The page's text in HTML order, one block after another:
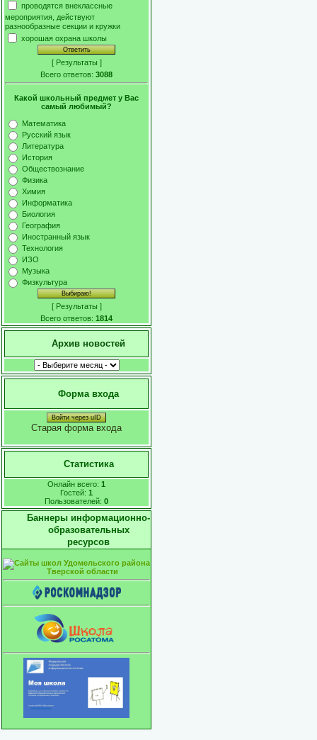
проводятся внеклассные
мероприятия, действуют
разнообразные секции и кружки
хорошая охрана школы
[ Результаты ]
Всего ответов: 3088
Какой школьный предмет у Вас
самый любимый?
Математика
Русский язык
Литература
История
Обществознание
Физика
Химия
Информатика
Биология
География
Иностранный язык
Технология
ИЗО
Музыка
Физкультура
[ Результаты ]
Всего ответов: 1814
Архив новостей
Форма входа
Войти через uID
Старая форма входа
Статистика
Онлайн всего: 1
Гостей: 1
Пользователей: 0
Баннеры информационно-
образовательных
ресурсов